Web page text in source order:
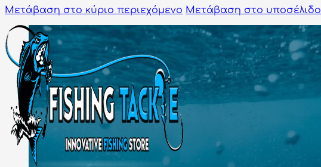
Μετάβαση στο κύριο περιεχόμενο Μετάβαση στο υποσέλιδο